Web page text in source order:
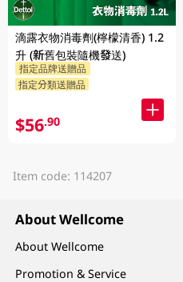
滴露衣物消毒劑(檸檬清香) 1.2
升 (新舊包裝隨機發送)
指定品牌送贈品
指定分類送贈品
$56.90
Item code: 114207
About Wellcome
About Wellcome
Promotion & Service